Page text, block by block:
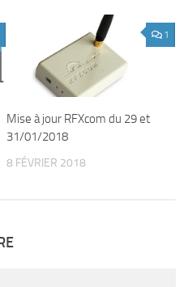
1
Mise à jour RFXcom du 29 et
31/01/2018
8 FÉVRIER 2018